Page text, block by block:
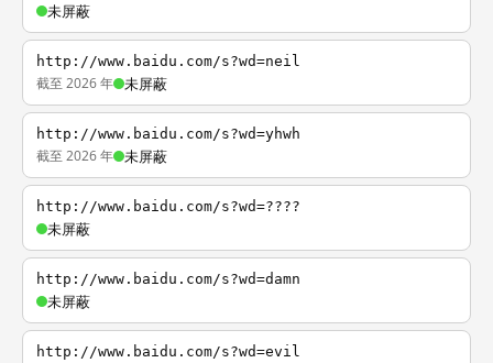
未屏蔽
http://www.baidu.com/s?wd=neil
截至 2026 年 未屏蔽
http://www.baidu.com/s?wd=yhwh
截至 2026 年 未屏蔽
http://www.baidu.com/s?wd=????
未屏蔽
http://www.baidu.com/s?wd=damn
未屏蔽
http://www.baidu.com/s?wd=evil